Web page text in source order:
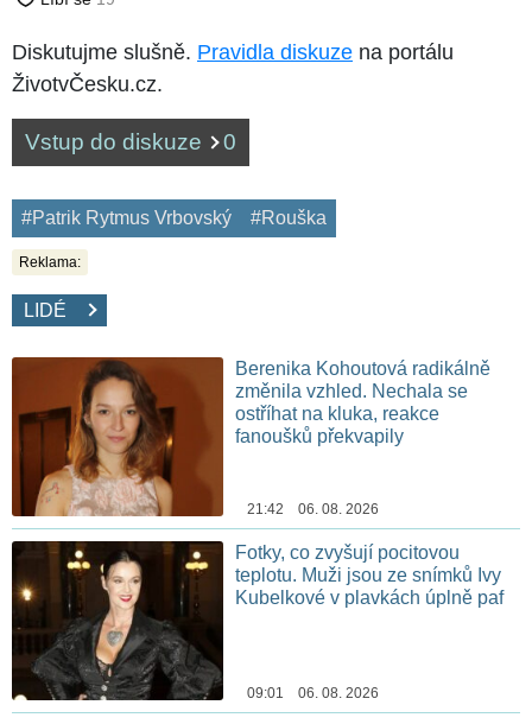
Diskutujme slušně. Pravidla diskuze na portálu
ŽivotvČesku.cz.
Vstup do diskuze 0
#Patrik Rytmus Vrbovský #Rouška
Reklama:
LIDÉ
Berenika Kohoutová radikálně
změnila vzhled. Nechala se
ostříhat na kluka, reakce
fanoušků překvapily
21:42 06. 08. 2026
Fotky, co zvyšují pocitovou
teplotu. Muži jsou ze snímků Ivy
Kubelkové v plavkách úplně paf
09:01 06. 08. 2026